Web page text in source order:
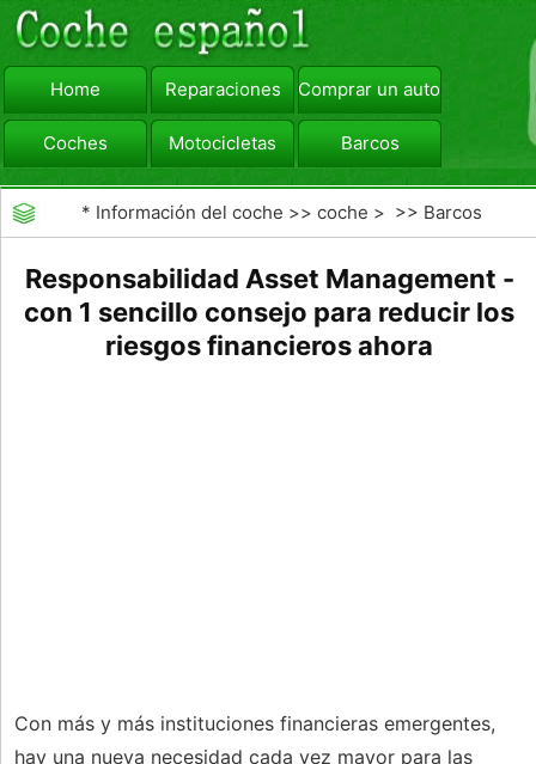
Home Reparaciones Comprar un automóvil
Coches Motocicletas Barcos
viajar Camiones
* Información del coche >>coche > >> Barcos
Responsabilidad Asset Management -
con 1 sencillo consejo para reducir los
riesgos financieros ahora
Con más y más instituciones financieras emergentes,
hay una nueva necesidad cada vez mayor para las